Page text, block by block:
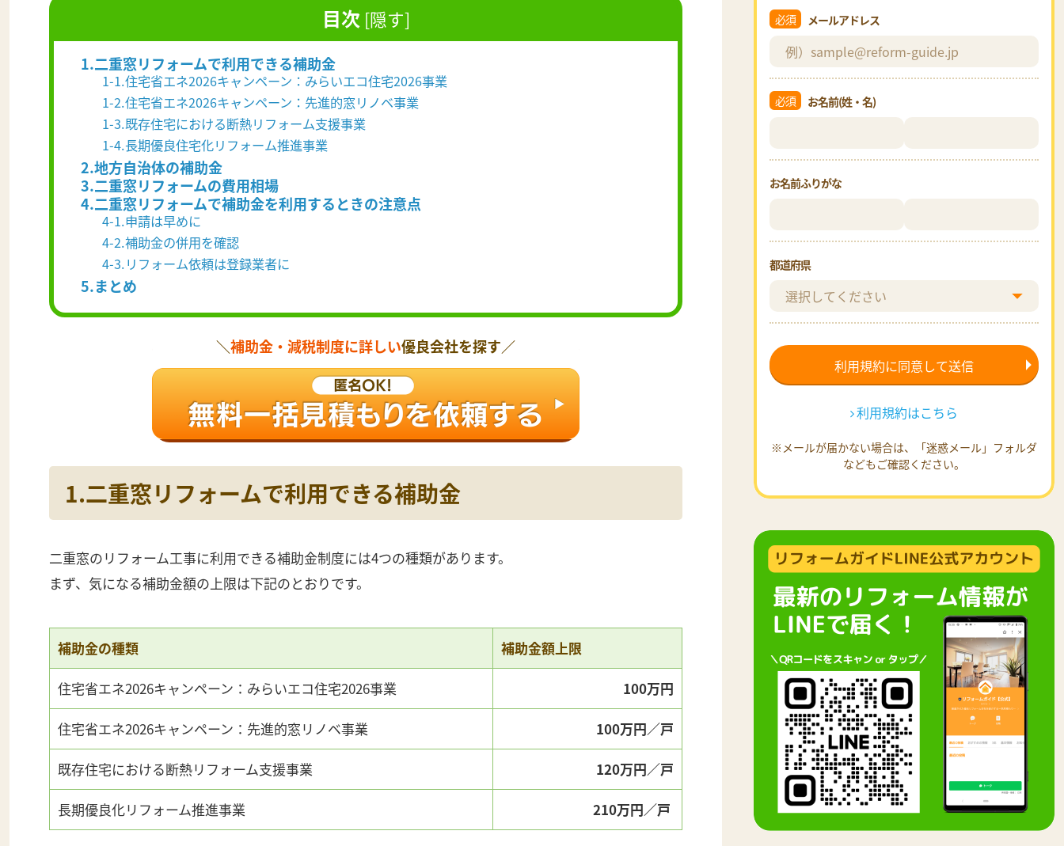
目次 [隠す]
1.二重窓リフォームで利用できる補助金
1-1.住宅省エネ2026キャンペーン：みらいエコ住宅2026事業
1-2.住宅省エネ2026キャンペーン：先進的窓リノベ事業
1-3.既存住宅における断熱リフォーム支援事業
1-4.長期優良住宅化リフォーム推進事業
2.地方自治体の補助金
3.二重窓リフォームの費用相場
4.二重窓リフォームで補助金を利用するときの注意点
4-1.申請は早めに
4-2.補助金の併用を確認
4-3.リフォーム依頼は登録業者に
5.まとめ
＼補助金・減税制度に詳しい優良会社を探す／
1.二重窓リフォームで利用できる補助金
二重窓のリフォーム工事に利用できる補助金制度には4つの種類があります。
まず、気になる補助金額の上限は下記のとおりです。
補助金の種類 補助金額上限
住宅省エネ2026キャンペーン：みらいエコ住宅2026事業 100万円
住宅省エネ2026キャンペーン：先進的窓リノベ事業 100万円／戸
既存住宅における断熱リフォーム支援事業 120万円／戸
長期優良化リフォーム推進事業 210万円／戸
必須 メールアドレス
必須 お名前(姓・名)
お名前ふりがな
都道府県
利用規約はこちら
※メールが届かない場合は、「迷惑メール」フォルダ
などもご確認ください。